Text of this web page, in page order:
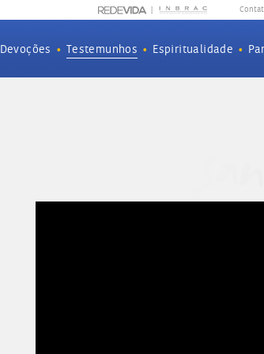
Devoções • Testemunhos • Espiritualidade •